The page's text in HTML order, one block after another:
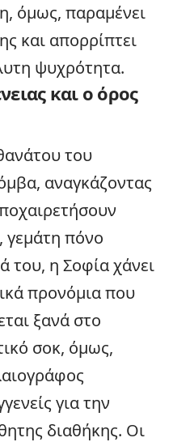
όμως, παραμένει
και απορρίπτει
ψυχρότητα.
και ο όρος
του
αναγκάζοντας
γεμάτη πόνο
του, η Σοφία χάνει
προνόμια που
ξανά στο
σοκ, όμως,
για την
διαθήκης. Οι